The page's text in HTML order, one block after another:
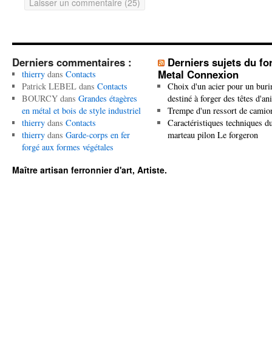
Derniers commentaires :
thierrydans Contacts
Patrick LEBELdans Contacts
BOURCYdans Grandes étagères
en métal et bois de style industriel
thierrydans Contacts
thierrydans Garde-corps en fer
forgé aux formes végétales
Derniers sujets du
Metal Connexion
Choix d'un acier pour un
destiné à forger des têtes
Trempe d'un ressort de
Caractéristiques techniques
marteau pilon Le forgeron
Maître artisan ferronnier d'art, Artiste.